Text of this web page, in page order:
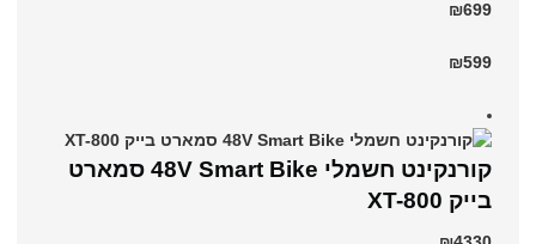
₪699
₪599
קורנקינט חשמלי 48V Smart Bike סמארט
בייק XT-800